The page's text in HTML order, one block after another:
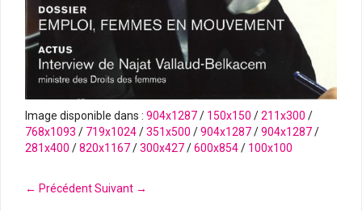
Image disponible dans : 904x1287/ 150x150 /211x300 /
768x1093 / 719x1024/351x500 /904x1287/904x1287/
281x400 /820x1167/300x427/600x854/ 100x100
← PrécédentSuivant →